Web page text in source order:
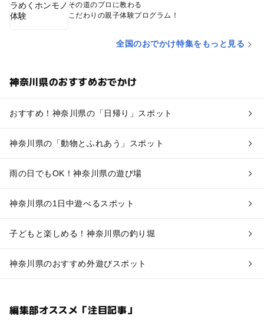
その道のプロに教わる
こだわりの親子体験プログラム！
全国のおでかけ特集をもっと見る
神奈川県のおすすめおでかけ
おすすめ！神奈川県の「日帰り」スポット
神奈川県の「動物とふれあう」スポット
雨の日でもOK！神奈川県の遊び場
神奈川県の1日中遊べるスポット
子どもと楽しめる！神奈川県の釣り堀
神奈川県のおすすめ外遊びスポット
編集部オススメ「注目記事」